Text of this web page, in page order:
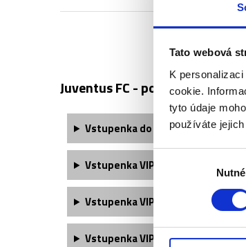
Tato webová
K
cookie.
tyto údaje
používáte
Nutné
Juventus FC - popis vstupenek
Vstupenka do sektorů 112, 206,
Vstupenka VIP Lounge obsahuje:
Vstupenka VIP Experience
Vstupenka VIP Legends